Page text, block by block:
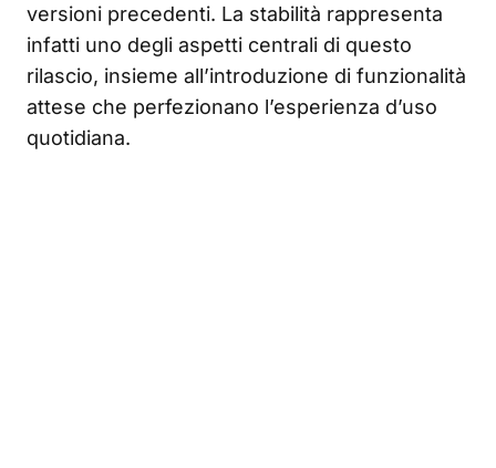
versioni precedenti. La stabilità rappresenta
infatti uno degli aspetti centrali di questo
rilascio, insieme all’introduzione di funzionalità
attese che perfezionano l’esperienza d’uso
quotidiana.